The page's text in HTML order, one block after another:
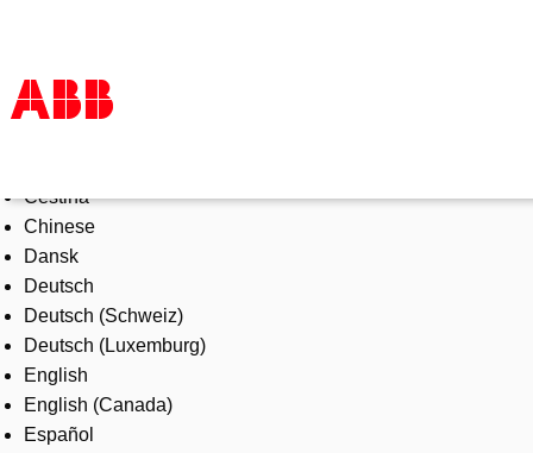
Products & Solutions
Industries
Services
About us
Where to buy
Contact us
Careers
Čeština
Chinese
Dansk
Deutsch
Deutsch (Schweiz)
Deutsch (Luxemburg)
English
English (Canada)
Español